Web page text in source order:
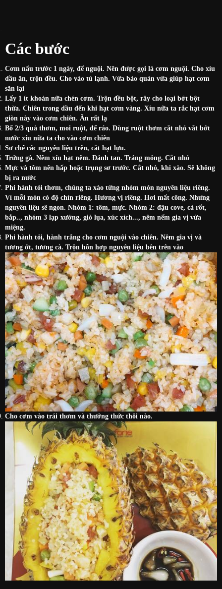
Các bước
Cơm nấu trước 1 ngày, để nguội. Nên được gọi là cơm nguội. Cho xíu
dầu ăn, trộn đều. Cho vào tủ lạnh. Vừa bảo quản vừa giúp hạt cơm
săn lại
Lấy 1 ít khoản nữa chén cơm. Trộn đều bột, rây cho loại bớt bột
thừa. Chiên trong dầu đến khi hạt cơm vàng. Xíu nữa ta rắc hạt cơm
giòn này vào cơm chiên. Ăn rất lạ
Bổ 2/3 quả thơm, moi ruột, để ráo. Dùng ruột thơm cắt nhỏ vắt bớt
nước xíu nữa ta cho vào cơm chiên
Sơ chế các nguyên liệu trên, cắt hạt lựu.
Trứng gà. Nêm xíu hạt nêm. Đánh tan. Tráng mỏng. Cắt nhỏ
Mực và tôm nên hấp hoặc trụng sơ trước. Cắt nhỏ, khi xào. Sẽ không
bị ra nước
Phi hành tỏi thơm, chúng ta xào từng nhóm món nguyên liệu riêng.
Vì mỗi món có độ chín riêng. Hương vị riêng. Hơi mất công. Nhưng
nguyên liệu sẽ ngon. Nhóm 1: tôm, mực. Nhóm 2: đậu cove, cà rốt,
bắp.., nhóm 3 lạp xưởng, giò lụa, xúc xích..., nêm nếm gia vị vừa
miệng.
Phi hành tỏi, hành trắng cho cơm nguội vào chiên. Nêm gia vị và
tương ớt, tương cà. Trộn hỗn hợp nguyên liệu bên trên vào
Cho cơm vào trái thơm và thưởng thức thôi nào.